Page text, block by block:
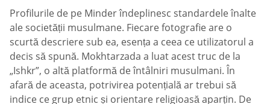
Profilurile de pe Minder îndeplinesc standardele înalte
ale societății musulmane. Fiecare fotografie are o
scurtă descriere sub ea, esența a ceea ce utilizatorul a
decis să spună. Mokhtarzada a luat acest truc de la
„Ishkr”, o altă platformă de întâlniri musulmani. În
afară de aceasta, potrivirea potențială ar trebui să
indice ce grup etnic și orientare religioasă aparțin. De